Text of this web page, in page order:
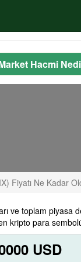
Hacmi
Fiyatı Ne Kadar
ve toplam piyasa
kripto para
USD